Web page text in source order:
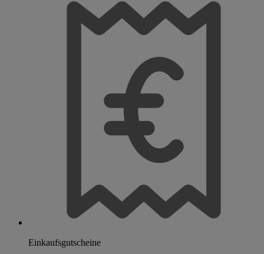
Einkaufsgutscheine